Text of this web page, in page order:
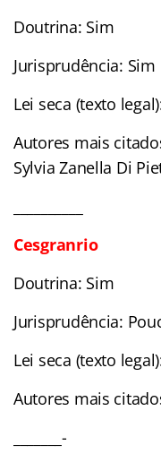
Doutrina: Sim
Jurisprudência: Sim
Lei seca (texto
Autores mais
Sylvia Zanella Di
Cesgranrio
Doutrina: Sim
Jurisprudência:
Lei seca (texto
Autores mais
_______-